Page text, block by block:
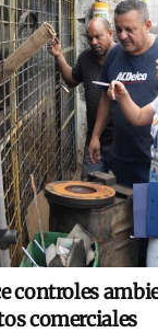
controles
comerciales